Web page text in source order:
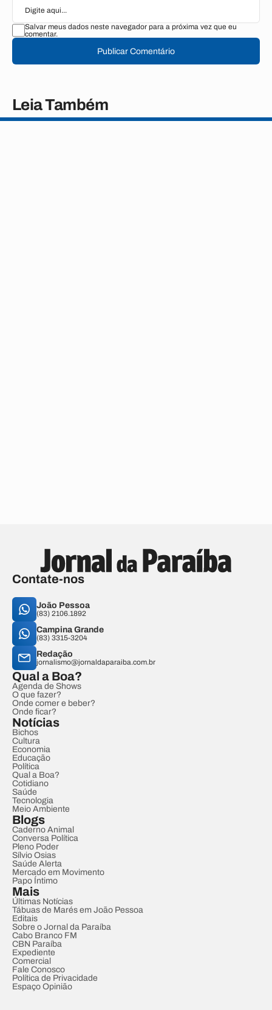
Salvar meus dados neste navegador para a próxima vez que eu
comentar.
Publicar Comentário
Leia Também
Contate-nos
João Pessoa
(83) 2106.1892
Campina Grande
(83) 3315-3204
Redação
jornalismo@jornaldaparaiba.com.br
Qual a Boa?
Agenda de Shows
O que fazer?
Onde comer e beber?
Onde ficar?
Notícias
Bichos
Cultura
Economia
Educação
Política
Qual a Boa?
Cotidiano
Saúde
Tecnologia
Meio Ambiente
Blogs
Caderno Animal
Conversa Política
Pleno Poder
Sílvio Osias
Saúde Alerta
Mercado em Movimento
Papo Íntimo
Mais
Últimas Notícias
Tábuas de Marés em João Pessoa
Editais
Sobre o Jornal da Paraíba
Cabo Branco FM
CBN Paraíba
Expediente
Comercial
Fale Conosco
Política de Privacidade
Espaço Opinião